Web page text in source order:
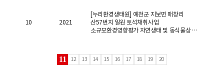
10 2021
[누리환경생태원] 예천군 지보면 매창리
산57번지 일원 토석채취사업
소규모환경영향평가 자연생태 및 동식물상 …
11 12 13 14 15 16 17 18 19 20